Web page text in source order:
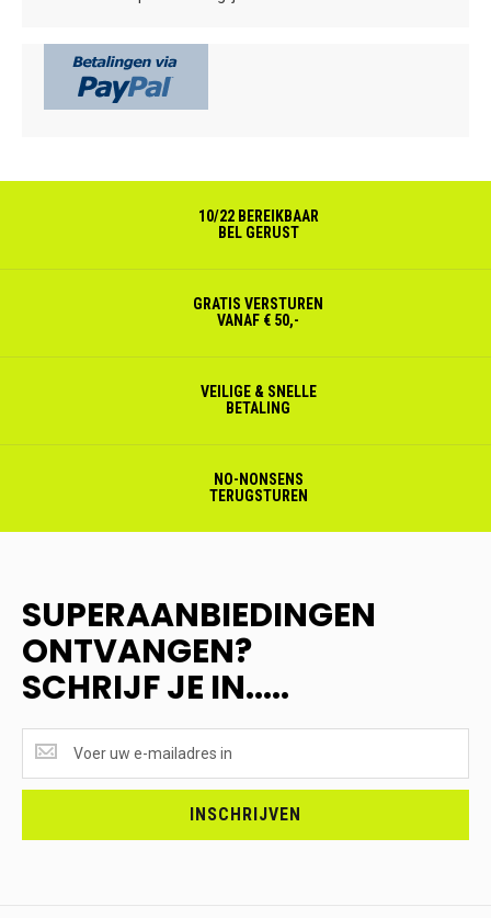
10/22 BEREIKBAAR
BEL GERUST
GRATIS VERSTUREN
VANAF € 50,-
VEILIGE & SNELLE
BETALING
NO-NONSENS
TERUGSTUREN
SUPERAANBIEDINGEN
ONTVANGEN?
SCHRIJF JE IN.....
ONTVANGEN?
<br>SCHRIJF
INSCHRIJVEN